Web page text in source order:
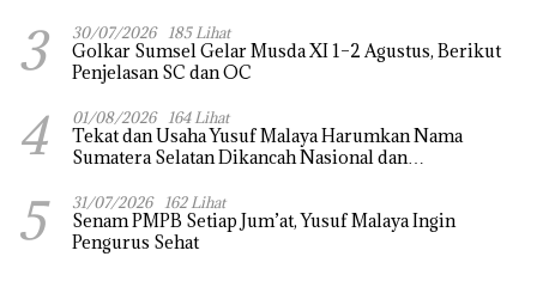
3 30/07/2026 185 Lihat
Golkar Sumsel Gelar Musda XI 1–2 Agustus, Berikut
Penjelasan SC dan OC
4 01/08/2026 164 Lihat
Tekat dan Usaha Yusuf Malaya Harumkan Nama
Sumatera Selatan Dikancah Nasional dan
5 31/07/2026 162 Lihat
Senam PMPB Setiap Jum’at, Yusuf Malaya Ingin
Pengurus Sehat